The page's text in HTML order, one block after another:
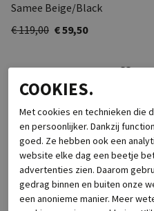
Samee Beige/Black
€ 119,00 € 59,50
COOKIES.
Met cookies en technieken die
en persoonlijker. Dankzij
goed. Ze hebben ook een
website elke dag een beetje
advertenties zien. Daarom
gedrag binnen en buiten onze
een anonieme manier. Meer